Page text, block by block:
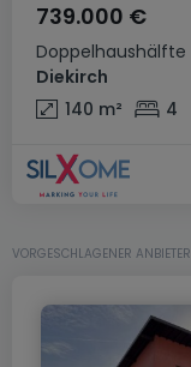
Doppelhaushälfte
Diekirch
739.000 €
140 m² 4
VORGESCHLAGENER ANBIETER